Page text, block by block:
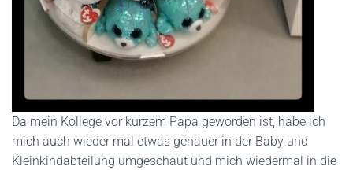
Da mein Kollege vor kurzem Papa geworden ist, habe ich
mich auch wieder mal etwas genauer in der Baby und
Kleinkindabteilung umgeschaut und mich wiedermal in die